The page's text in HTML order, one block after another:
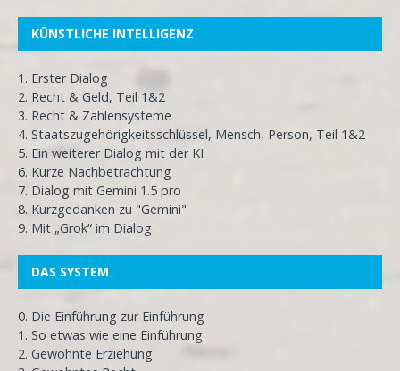
KÜNSTLICHE INTELLIGENZ
1. Erster Dialog
2. Recht & Geld, Teil 1&2
3. Recht & Zahlensysteme
4. Staatszugehörigkeitsschlüssel, Mensch, Person, Teil 1&2
5. Ein weiterer Dialog mit der KI
6. Kurze Nachbetrachtung
7. Dialog mit Gemini 1.5 pro
8. Kurzgedanken zu "Gemini"
9. Mit „Grok“ im Dialog
DAS SYSTEM
0. Die Einführung zur Einführung
1. So etwas wie eine Einführung
2. Gewohnte Erziehung